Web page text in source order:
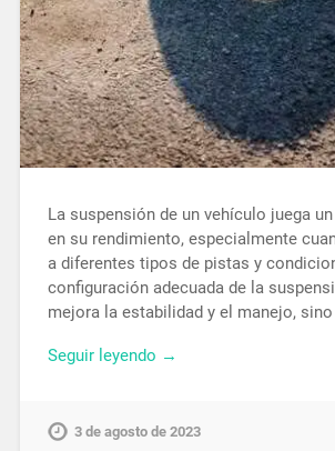
La suspensión de un vehículo juega
en su rendimiento, especialmente
a diferentes tipos de pistas y
configuración adecuada de la
mejora la estabilidad y el manejo,
Seguir leyendo →
3 de agosto de 2023